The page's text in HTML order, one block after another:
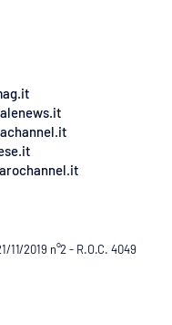
2019 n°2 - R.O.C. 4049